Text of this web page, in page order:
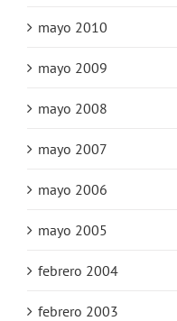
mayo 2010
mayo 2009
mayo 2008
mayo 2007
mayo 2006
mayo 2005
febrero 2004
febrero 2003